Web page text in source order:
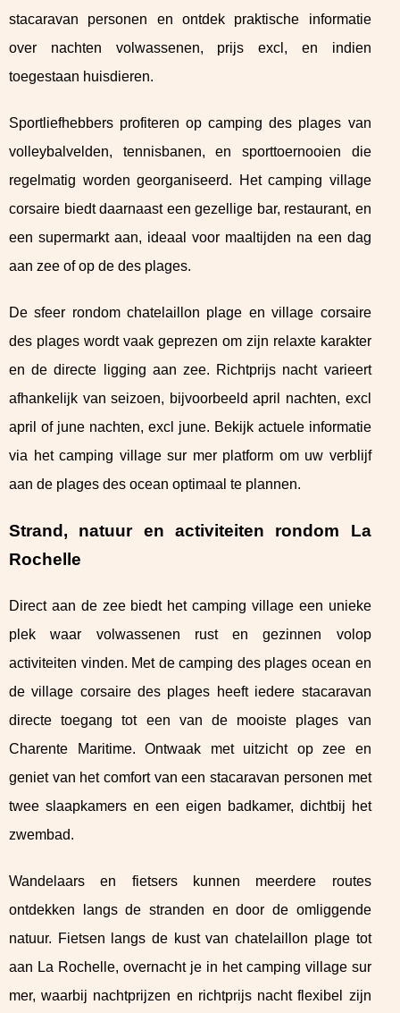
stacaravan personen en ontdek praktische informatie
over nachten volwassenen, prijs excl, en indien
toegestaan huisdieren.
Sportliefhebbers profiteren op camping des plages van
volleybalvelden, tennisbanen, en sporttoernooien die
regelmatig worden georganiseerd. Het camping village
corsaire biedt daarnaast een gezellige bar, restaurant, en
een supermarkt aan, ideaal voor maaltijden na een dag
aan zee of op de des plages.
De sfeer rondom chatelaillon plage en village corsaire
des plages wordt vaak geprezen om zijn relaxte karakter
en de directe ligging aan zee. Richtprijs nacht varieert
afhankelijk van seizoen, bijvoorbeeld april nachten, excl
april of june nachten, excl june. Bekijk actuele informatie
via het camping village sur mer platform om uw verblijf
aan de plages des ocean optimaal te plannen.
Strand, natuur en activiteiten rondom La
Rochelle
Direct aan de zee biedt het camping village een unieke
plek waar volwassenen rust en gezinnen volop
activiteiten vinden. Met de camping des plages ocean en
de village corsaire des plages heeft iedere stacaravan
directe toegang tot een van de mooiste plages van
Charente Maritime. Ontwaak met uitzicht op zee en
geniet van het comfort van een stacaravan personen met
twee slaapkamers en een eigen badkamer, dichtbij het
zwembad.
Wandelaars en fietsers kunnen meerdere routes
ontdekken langs de stranden en door de omliggende
natuur. Fietsen langs de kust van chatelaillon plage tot
aan La Rochelle, overnacht je in het camping village sur
mer, waarbij nachtprijzen en richtprijs nacht flexibel zijn